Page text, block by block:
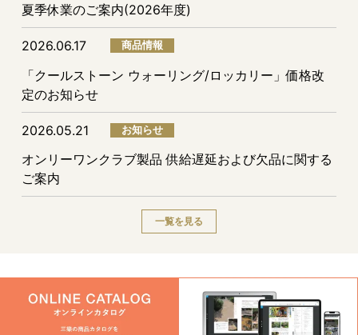
夏季休業のご案内(2026年度)
2026.06.17 商品情報
「クールストーン ウォーリング/ロッカリー」価格改
定のお知らせ
2026.05.21 お知らせ
オンリーワンクラブ製品 供給遅延および欠品に関する
ご案内
一覧を見る